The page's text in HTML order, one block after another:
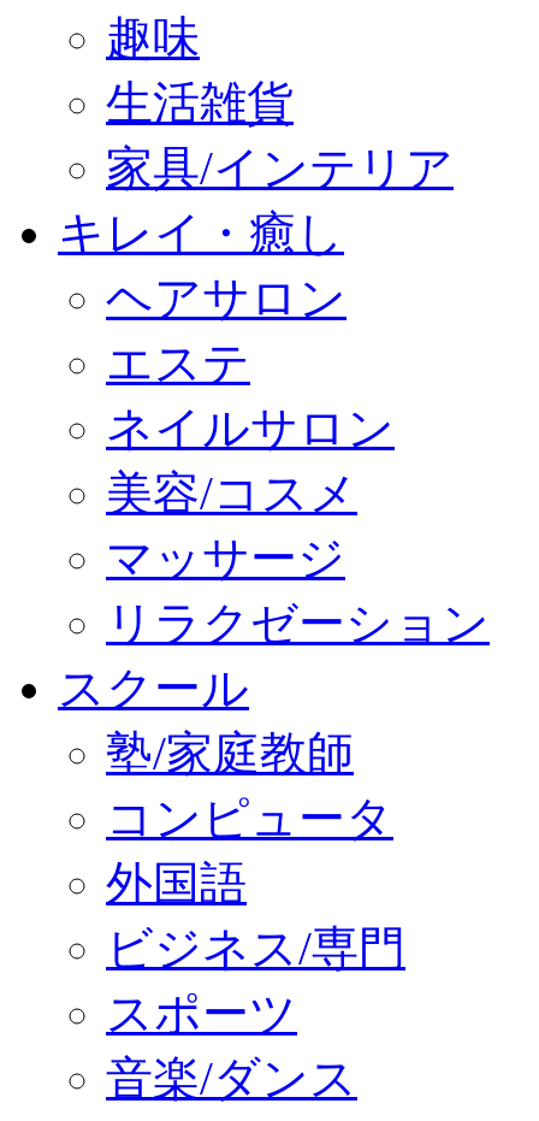
趣味
生活雑貨
家具/インテリア
キレイ・癒し
ヘアサロン
エステ
ネイルサロン
美容/コスメ
マッサージ
リラクゼーション
スクール
塾/家庭教師
コンピュータ
外国語
ビジネス/専門
スポーツ
音楽/ダンス